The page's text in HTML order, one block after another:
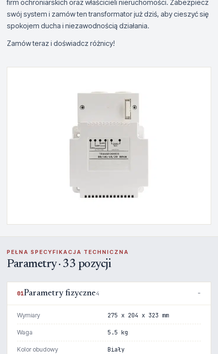
firm ochroniarskich oraz właścicieli nieruchomości. Zabezpiecz
swój system i zamów ten transformator już dziś, aby cieszyć się
spokojem ducha i niezawodnością działania.
Zamów teraz i doświadcz różnicy!
PEŁNA SPECYFIKACJA TECHNICZNA
Parametry · 33 pozycji
01Parametry fizyczne4
Wymiary 275 x 204 x 323 mm
Waga 5.5 kg
Kolor obudowy Biały